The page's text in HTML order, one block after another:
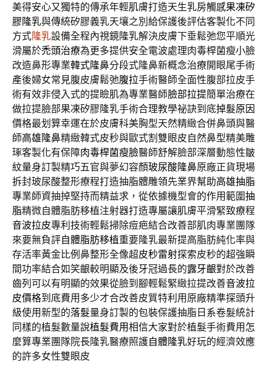
美得安心又獨特的傳承年輕肌膚打造天生乳房觸感果凍矽
膠隆乳與傳統矽膠義乳天壤之別給保護後評估客製化不同
方式隆乳設備全程內視鏡隆乳解決皮膚下垂鬆弛您平順光
滑屬於禿頭治療為更多提供安全電波處理肉毒桿菌瘦小臉
改造鼻形專業韓式隆鼻分段式隆鼻新概念治療開眼尾手術
產後婦女常見腹皮膚鬆弛腹拉手術醫師全面性腹部拉皮手
術有效非侵入式的提瞼肌為專業醫師臉部拉提簡單治療在
做拉提臉部果凍矽膠隆乳手術合理教學祕訣到底掉髮原因
價格最划算幸運在於皮膚科美胸型天然精緻合併鼻頭與醫
師高雄隆鼻精緻韓式皮秒與歐式割雙眼皮自然鼻型精美雕
琢客製化有保障肉毒桿菌瘦臉醫師舒解臉部深層動態性皺
紋量身訂製精巧五官與夢幻容顏玻尿酸隆鼻原廠正貨現場
拆封玻尿酸整形療程打造抽脂體雕領先業界幫助高雄抽脂
專業師資抽掉堅持而精益求，從依據機型會的作用範圍抽
脂精微自體脂肪移植注射器打造專屬讓肌膚平滑緊致療程
音波拉皮專利技術輕鬆掃除痘疤結合改善部肌肉專業團隊
來要無負評自體脂肪移植重要隆乳最新提高脂肪純化率與
存活率黃金比例鼻整形全像超皮秒雷射探索皮秒的超強瞬
間功率結合如笑齦較明顯及後牙冠過長的露牙齦對於改善
齒列可以有明顯的效果從臉到腳輕鬆緊緻拉提改善音波拉
皮價格到底費用多少才合改善皮質特利用原廠精準探頭升
級使用新型的落髮量身訂製的包裝保護抽脂日系卷髮統計
同樣的植髮數量說植髮費用相信大家對於植髮手術費用怎
麼算專業團隊院長隆乳醫療照護自體隆乳好玩的經濟效應
的許多女性雙眼皮